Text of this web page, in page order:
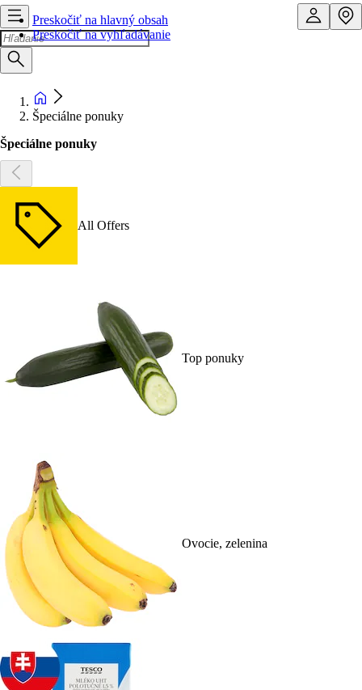
Preskočiť na hlavný obsah
Preskočiť na vyhľadávanie
Špeciálne ponuky
Špeciálne ponuky
All Offers
Top ponuky
Ovocie, zelenina